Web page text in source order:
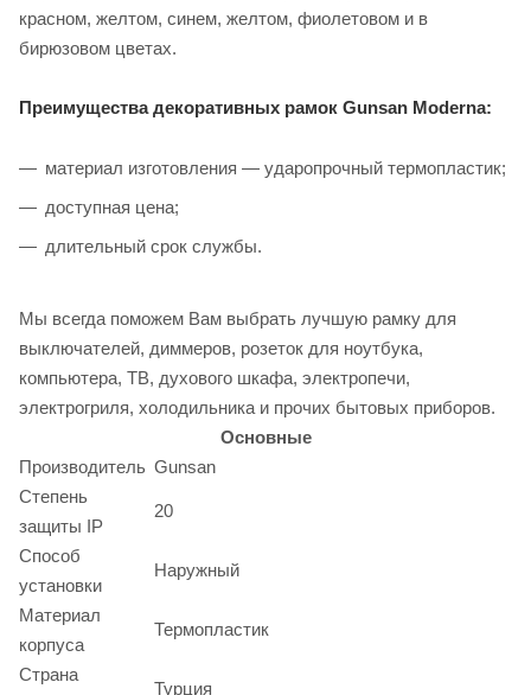
красном, желтом, синем, желтом, фиолетовом и в
бирюзовом цветах.
Преимущества декоративных рамок Gunsan Moderna:
материал изготовления ― ударопрочный термопластик;
доступная цена;
длительный срок службы.
Мы всегда поможем Вам выбрать лучшую рамку для
выключателей, диммеров, розеток для ноутбука,
компьютера, ТВ, духового шкафа, электропечи,
электрогриля, холодильника и прочих бытовых приборов.
Основные
Производитель Gunsan
Степень
защиты IP
20
Способ
установки
Наружный
Материал
корпуса
Термопластик
Страна
Турция